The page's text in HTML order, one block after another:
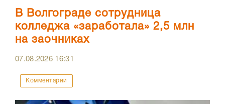
В Волгограде сотрудница
колледжа «заработала» 2,5 млн
на заочниках
07.08.2026 16:31
Комментарии